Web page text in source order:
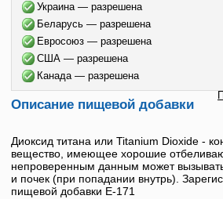
Украина — разрешена
Беларусь — разрешена
Евросоюз — разрешена
США — разрешена
Канада — разрешена
Описание пищевой добавки
Диоксид титана или Titanium Dioxide -
вещество, имеющее хорошие
непроверенным данным может
и почек (при попадании внутрь).
пищевой добавки Е-171